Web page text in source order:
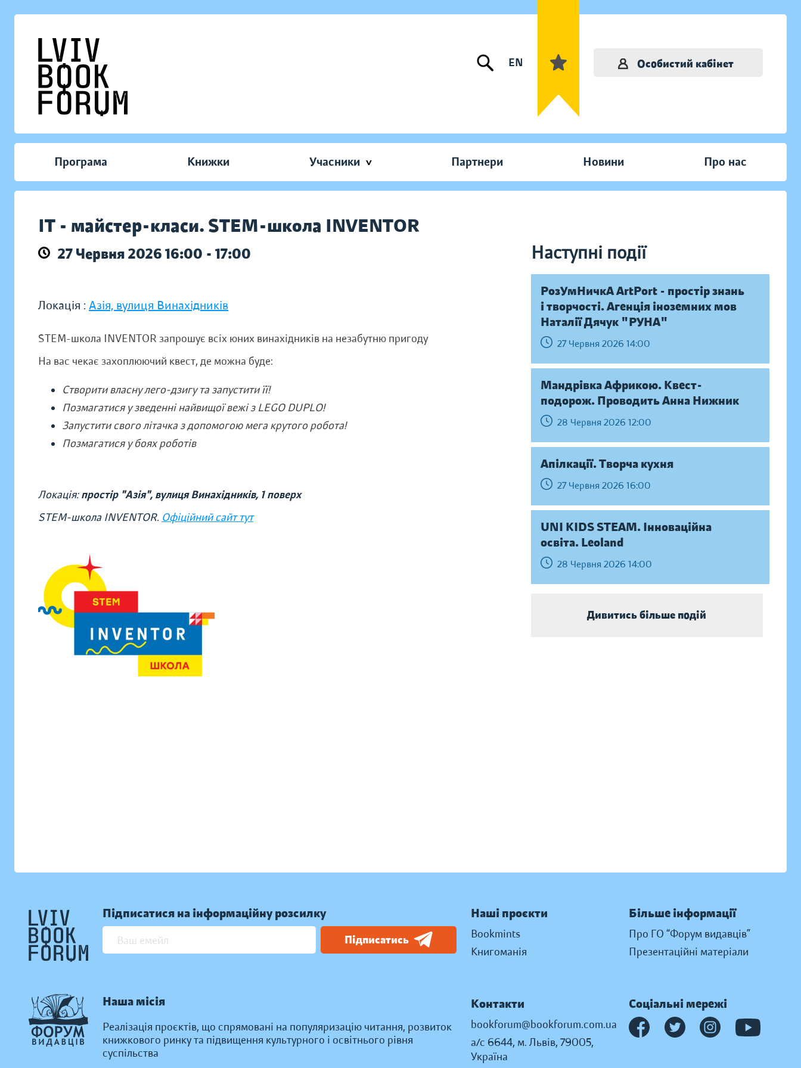
EN Особистий кабінет
Програма Книжки Учасники Партнери Новини Про нас
IT - майстер-класи. STEM-школа INVENTOR
27 Червня 2026 16:00 - 17:00 Наступні події
Локація : Азія, вулиця Винахідників
STEM-школа INVENTOR запрошує всіх юних винахідників на незабутню пригоду
На вас чекає захоплюючий квест, де можна буде:
Створити власну лего-дзигу та запустити її!
Позмагатися у зведенні найвищої вежі з LEGO DUPLO!
Запустити свого літачка з допомогою мега крутого робота!
Позмагатися у боях роботів
Локація:простір "Азія", вулиця Винахідників, 1 поверх
STEM-школа INVENTOR. Офіційний сайт тут
РозУмНичкА ArtPort - простір знань
і творчості. Агенція іноземних мов
Наталії Дячук "РУНА"
27 Червня 2026 14:00
Мандрівка Африкою. Квест-
подорож. Проводить Анна Нижник
28 Червня 2026 12:00
Апілкації. Творча кухня
27 Червня 2026 16:00
UNI KIDS STEAM. Інноваційна
освіта. Leoland
28 Червня 2026 14:00
Дивитись більше подій
Підписатися на інформаційну розсилку
Підписатись
Наша місія
Реалізація проєктів, що спрямовані на популяризацію читання, розвиток
книжкового ринку та підвищення культурного і освітнього рівня
суспільства
Наші проєкти
Bookmints
Книгоманія
Більше інформації
Про ГО “Форум видавців”
Презентаційні матеріали
Контакти
bookforum@bookforum.com.ua
а/с 6644, м. Львів, 79005,
Україна
Соціальні мережі